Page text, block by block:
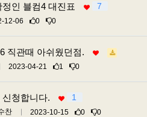
인 블컴4 대진표 7
12-06 0 0
직관때 아쉬웠던점.
2023-04-21 1 0
청합니다. 1
찬 2023-10-15 0 0